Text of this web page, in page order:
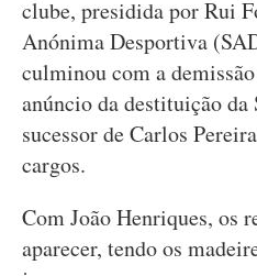
clube, presidida por Rui
Anónima Desportiva
culminou com a
anúncio da destituição
sucessor de Carlos
cargos.
Com João Henriques, os
aparecer, tendo os